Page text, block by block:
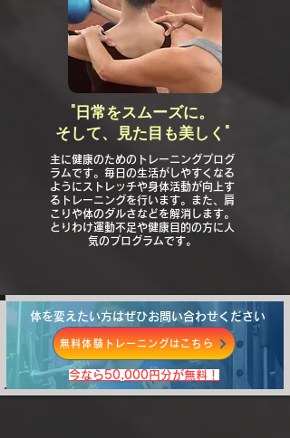
"日常をスムーズに。
そして、見た目も美しく"
主に健康のためのトレーニングプログ
ラムです。毎日の生活がしやすくなる
ようにストレッチや身体活動が向上す
るトレーニングを行います。また、肩
こりや体のダルさなどを解消します。
とりわけ運動不足や健康目的の方に人
気のプログラムです。
​今なら50,000円分が無料！
無料体験トレーニングはこちら
体を変えたい方はぜひお問い合わせください